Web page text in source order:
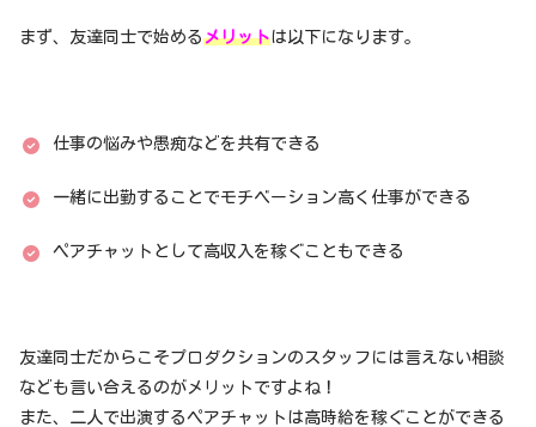
まず、友達同士で始めるメリットは以下になります。
仕事の悩みや愚痴などを共有できる
一緒に出勤することでモチベーション高く仕事ができる
ペアチャットとして高収入を稼ぐこともできる
友達同士だからこそプロダクションのスタッフには言えない相談
なども言い合えるのがメリットですよね！
また、二人で出演するペアチャットは高時給を稼ぐことができる